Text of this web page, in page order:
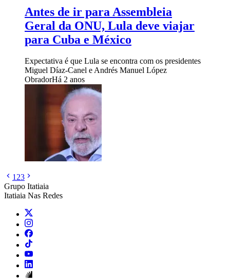
Antes de ir para Assembleia
Geral da ONU, Lula deve viajar
para Cuba e México
Expectativa é que Lula se encontra com os presidentes
Miguel Díaz-Canel e Andrés Manuel López
ObradorHá 2 anos
123
Grupo Itatiaia
Itatiaia Nas Redes